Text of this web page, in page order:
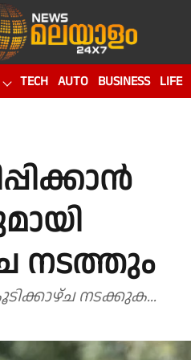
TECH AUTO BUSINESS LIFE
നടത്തും
നടക്കുക...